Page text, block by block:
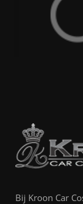
Bij Kroon Car